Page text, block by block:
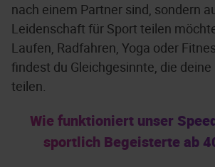
nach einem Partner sind, sondern
Leidenschaft für Sport teilen
Laufen, Radfahren, Yoga oder
findest du Gleichgesinnte, die
teilen.
Wie funktioniert unser
sportlich Begeisterte ab